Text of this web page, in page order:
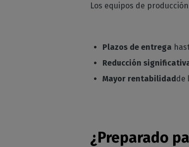
Los equipos de
Plazos de entrega
Reducción
Mayor rentabilidadde
¿Preparado